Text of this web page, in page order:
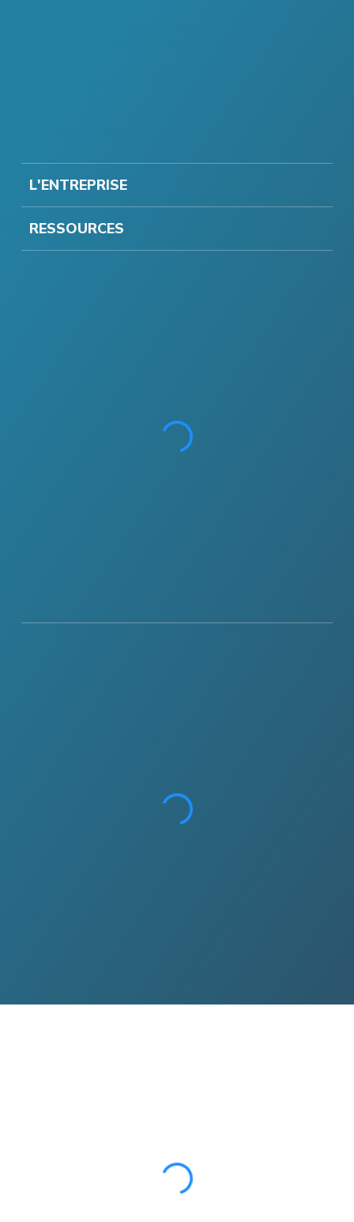
L'ENTREPRISE
RESSOURCES